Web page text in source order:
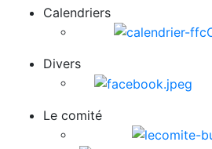
Calendriers
Divers
Le comité